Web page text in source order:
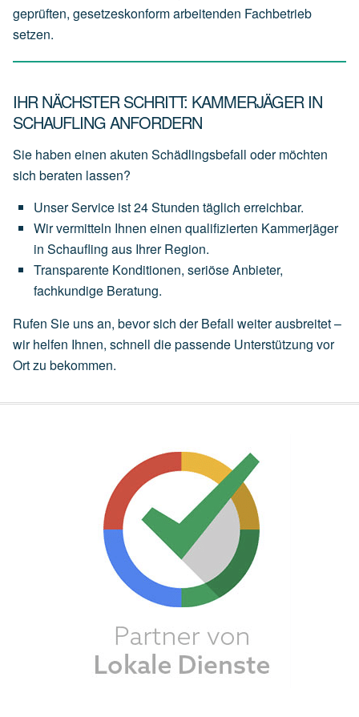
geprüften, gesetzeskonform arbeitenden Fachbetrieb
setzen.
IHR NÄCHSTER SCHRITT: KAMMERJÄGER IN
SCHAUFLING ANFORDERN
Sie haben einen akuten Schädlingsbefall oder möchten
sich beraten lassen?
UnserService ist24 Stunden täglich erreichbar.
Wirvermitteln Ihnen einen qualifizierten Kammerjäger
in Schaufling aus Ihrer Region.
Transparente Konditionen, seriöseAnbieter,
fachkundige Beratung.
Rufen Sie uns an, bevor sich der Befall weiter ausbreitet –
wir helfen Ihnen, schnell die passende Unterstützung vor
Ort zu bekommen.